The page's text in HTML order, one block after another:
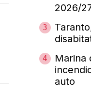
2026/
3
4
Marina
auto